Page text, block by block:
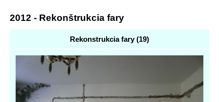
2012 - Rekonštrukcia fary
Rekonstrukcia fary (19)